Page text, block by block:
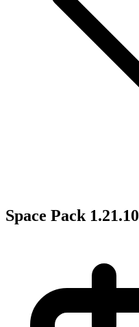
Space Pack 1.21.10